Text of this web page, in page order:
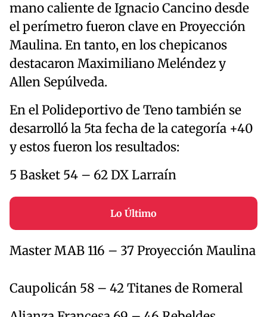
mano caliente de Ignacio Cancino desde
el perímetro fueron clave en Proyección
Maulina. En tanto, en los chepicanos
destacaron Maximiliano Meléndez y
Allen Sepúlveda.
En el Polideportivo de Teno también se
desarrolló la 5ta fecha de la categoría +40
y estos fueron los resultados:
5 Basket 54 – 62 DX Larraín
Lo Último
Master MAB 116 – 37 Proyección Maulina
Caupolicán 58 – 42 Titanes de Romeral